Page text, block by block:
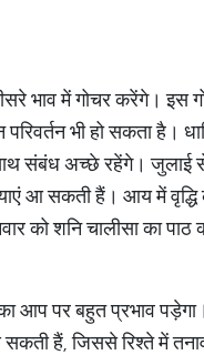
भाव में गोचर करेंगे।
भी हो सकता है।
संबंध अच्छे रहेंगे। जुलाई से
आ सकती हैं। आय में वृद्धि
को शनि चालीसा का पाठ
आप पर बहुत प्रभाव
सकती हैं, जिससे रिश्ते में